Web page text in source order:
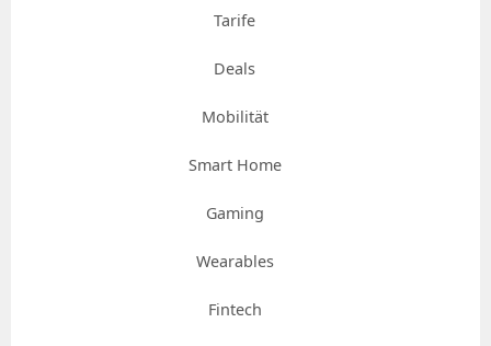
Tarife
Deals
Mobilität
Smart Home
Gaming
Wearables
Fintech